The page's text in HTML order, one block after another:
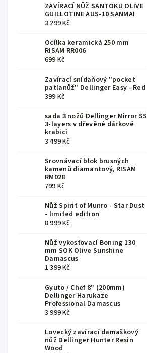
ZAVÍRACÍ NŮŽ SANTOKU OLIVE
GUILLOTINE AUS-10 SANMAI
3 299 Kč
Ocílka keramická 250 mm
RISAM RR006
699 Kč
Zavírací snídaňový "pocket
patlanůž" Dellinger Easy - Red
399 Kč
sada 3 nožů Dellinger Mirror SS
3-layers v dřevěné dárkové
krabici
3 499 Kč
Srovnávací blok brusných
kamenů diamantový, RISAM
RM028
799 Kč
Nůž Spirit of Munro - Star Dust
- limited edition
8 999 Kč
Nůž vykosťovací Boning 130
mm SOK Olive Sunshine
Damascus
1 399 Kč
Gyuto / Chef 8" (200mm)
Dellinger Harukaze
Professional Damascus
3 999 Kč
Lovecký zavírací damaškový
nůž Dellinger Hunter Resin
Wood